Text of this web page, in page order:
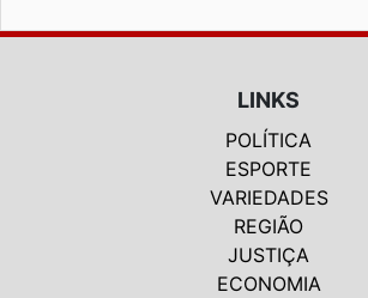
LINKS
POLÍTICA
ESPORTE
VARIEDADES
REGIÃO
JUSTIÇA
ECONOMIA